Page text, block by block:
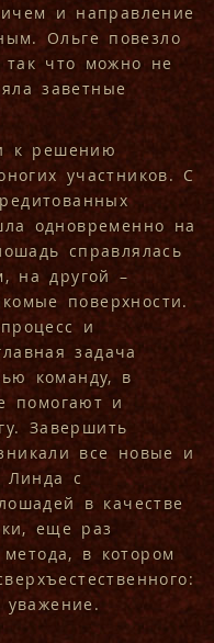
и направление
Ольге повезло
так что можно не
заветные
к решению
участников. С
одновременно на
справлялась
на другой –
поверхности.
и
задача
команду, в
помогают и
Завершить
все новые и
Линда с
в качестве
еще раз
в котором
уважение.